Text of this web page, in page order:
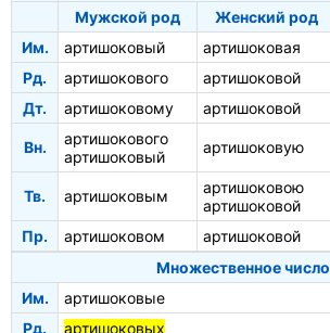
Мужской род
Женский род
Им.
артишоковый артишоковая
Рд.
артишокового артишоковой
Дт.
артишоковому артишоковой
Вн.
артишокового
артишоковый
артишоковую
Тв. артишоковым
артишоковою
артишоковой
Пр. артишоковом артишоковой
Множественное число
Им.
артишоковые
Рд.
артишоковых